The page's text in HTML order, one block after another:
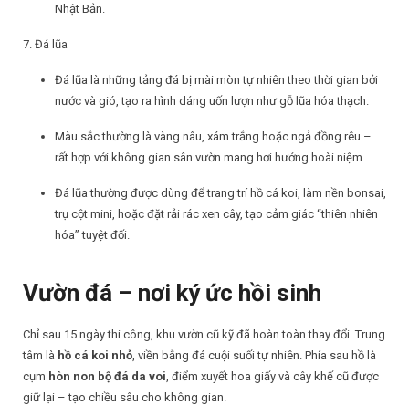
Nhật Bản.
7. Đá lũa
Đá lũa là những tảng đá bị mài mòn tự nhiên theo thời gian bởi
nước và gió, tạo ra hình dáng uốn lượn như gỗ lũa hóa thạch.
Màu sắc thường là vàng nâu, xám trắng hoặc ngả đồng rêu –
rất hợp với không gian sân vườn mang hơi hướng hoài niệm.
Đá lũa thường được dùng để trang trí hồ cá koi, làm nền bonsai,
trụ cột mini, hoặc đặt rải rác xen cây, tạo cảm giác “thiên nhiên
hóa” tuyệt đối.
Vườn đá – nơi ký ức hồi sinh
Chỉ sau 15 ngày thi công, khu vườn cũ kỹ đã hoàn toàn thay đổi. Trung
tâm là hồ cá koi nhỏ , viền bằng đá cuội suối tự nhiên. Phía sau hồ là
cụm hòn non bộ đá da voi , điểm xuyết hoa giấy và cây khế cũ được
giữ lại – tạo chiều sâu cho không gian.